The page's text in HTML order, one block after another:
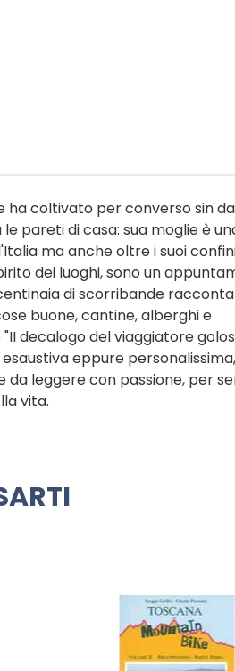
ha coltivato per converso sin
pareti di casa: sua moglie è
ma anche oltre i suoi
dei luoghi, sono un
di scorribande
buone, cantine, alberghi e
decalogo del viaggiatore
eppure
leggere con passione, per
vita.